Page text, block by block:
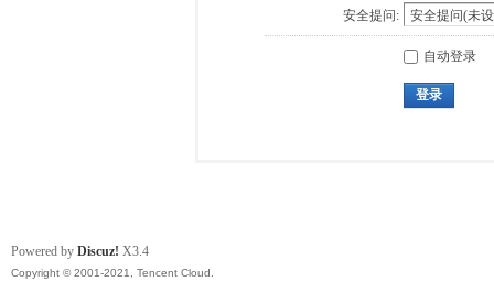
安全提问:
自动登录
登录
Powered by Discuz! X3.4
Copyright © 2001-2021, Tencent Cloud.